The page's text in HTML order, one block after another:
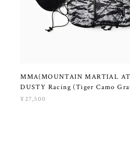
MMA(MOUNTAIN MARTIAL
DUSTY Racing (Tiger Camo
¥27,500